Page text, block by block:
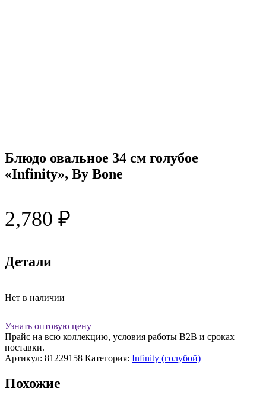
Блюдо овальное 34 см голубое
«Infinity», By Bone
2,780 ₽
Детали
Нет в наличии
Узнать оптовую цену
Прайс на всю коллекцию, условия работы В2В и сроках
поставки.
Артикул: 81229158 Категория: Infinity (голубой)
Похожие